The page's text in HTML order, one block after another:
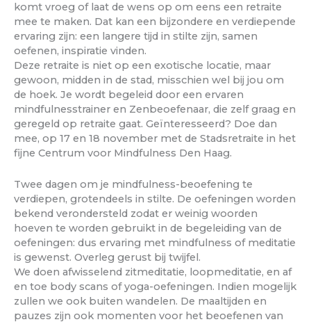
komt vroeg of laat de wens op om eens een retraite
mee te maken. Dat kan een bijzondere en verdiepende
ervaring zijn: een langere tijd in stilte zijn, samen
oefenen, inspiratie vinden.
Deze retraite is niet op een exotische locatie, maar
gewoon, midden in de stad, misschien wel bij jou om
de hoek. Je wordt begeleid door een ervaren
mindfulnesstrainer en Zenbeoefenaar, die zelf graag en
geregeld op retraite gaat. Geïnteresseerd? Doe dan
mee, op 17 en 18 november met de Stadsretraite in het
fijne Centrum voor Mindfulness Den Haag.
Twee dagen om je mindfulness-beoefening te
verdiepen, grotendeels in stilte. De oefeningen worden
bekend verondersteld zodat er weinig woorden
hoeven te worden gebruikt in de begeleiding van de
oefeningen: dus ervaring met mindfulness of meditatie
is gewenst. Overleg gerust bij twijfel.
We doen afwisselend zitmeditatie, loopmeditatie, en af
en toe body scans of yoga-oefeningen. Indien mogelijk
zullen we ook buiten wandelen. De maaltijden en
pauzes zijn ook momenten voor het beoefenen van